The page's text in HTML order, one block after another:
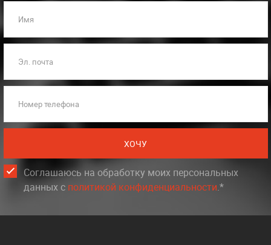
Имя
Эл. почта
Номер телефона
ХОЧУ
Соглашаюсь на обработку моих персональных
данных c политикой конфиденциальности.*